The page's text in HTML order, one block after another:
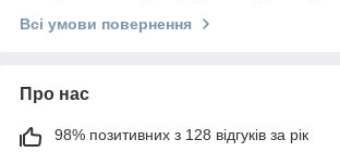
Всі умови повернення
Про нас
98% позитивних з 128 відгуків за рік